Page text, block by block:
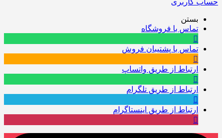
بستن
تماس با فروشگاه
تماس با پشتیبان فروش
ارتباط از طریق واتساپ
ارتباط از طریق تلگرام
ارتباط از طریق اینستاگرام